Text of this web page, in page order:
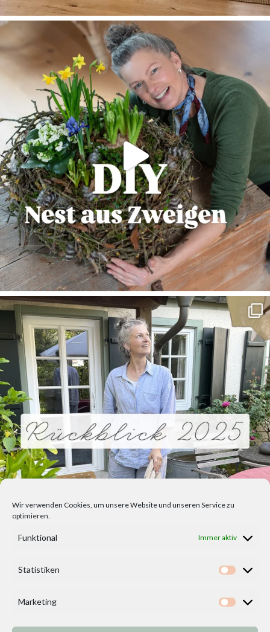
Wir verwenden Cookies, um unsere Website und unseren Service zu
optimieren.
Funktional Immer aktiv
Statistiken
Marketing